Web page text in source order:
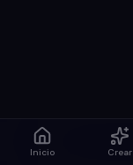
Inicio Crear